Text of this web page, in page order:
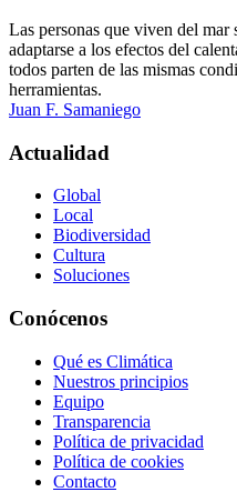
Las personas que viven del mar
adaptarse a los efectos del
todos parten de las mismas
herramientas.
Juan F. Samaniego
Actualidad
Global
Local
Biodiversidad
Cultura
Soluciones
Conócenos
Qué es Climática
Nuestros principios
Equipo
Transparencia
Política de privacidad
Política de cookies
Contacto